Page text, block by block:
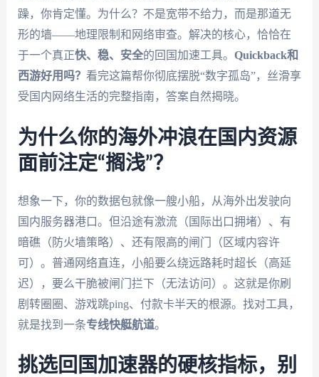
躁，你肯定懂。为什么？不是宽带不给力，而是那道无
形的墙——地理限制和网络审查。解决的核心，恰恰在
于一个真正快、稳、安全的回国加速工具。 Quickback和
西游好用吗？ 看完这篇帮你彻底摆脱“数字孤岛”，丝滑享
受国内网络生活的完整指南，答案自然揭晓。
为什么你的海外冲浪在国内资源
面前注定“搁浅”？
想象一下，你的数据包就像一艘小船，从海外出发驶向
国内服务器港口。但沿途有激流（国际出口拥堵）、有
暗礁（防火墙策略）、还有限高的闸门（区域内容许
可）。普通网络直连，小船要么绕远路耗时超长（高延
迟），要么干脆被闸门拦下（无法访问）。这就是你刷
剧转圈圈、游戏跳ping、付款卡半天的根源。找对工具，
就是找到一条专线快艇航道。
挑选回国加速器的硬核指标，别